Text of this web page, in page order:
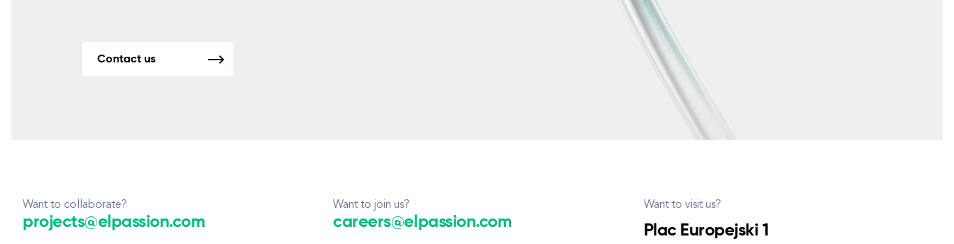
Contact us
Want to collaborate?
projects@elpassion.com
Want to join us?
careers@elpassion.com
Want to visit us?
Plac Europejski 1